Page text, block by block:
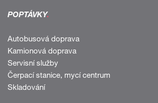
POPTÁVKY.
Autobusová doprava
Kamionová doprava
Servisní služby
Čerpací stanice, mycí centrum
Skladování